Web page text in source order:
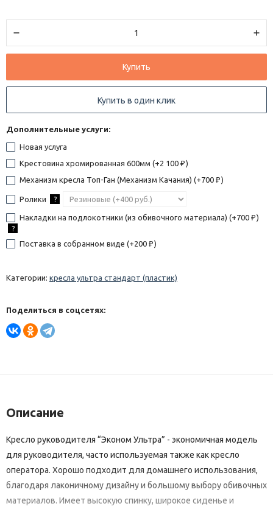
Купить
Купить в один клик
Дополнительные услуги:
Новая услуга
Крестовина хромированная 600мм (+2 100 ₽ )
Механизм кресла Топ-Ган (Механизм Качания) (+700 ₽ )
Ролики ?
Накладки на подлокотники (из обивочного материала) (+700 ₽ )
?
Поставка в собранном виде (+200 ₽ )
Категории: кресла ультра стандарт (пластик)
Поделиться в соцсетях:
Описание
Кресло руководителя “Эконом Ультра” - экономичная модель
для руководителя, часто используемая также как кресло
оператора. Хорошо подходит для домашнего использования,
благодаря лаконичному дизайну и большому выбору обивочных
материалов. Имеет высокую спинку, широкое сиденье и